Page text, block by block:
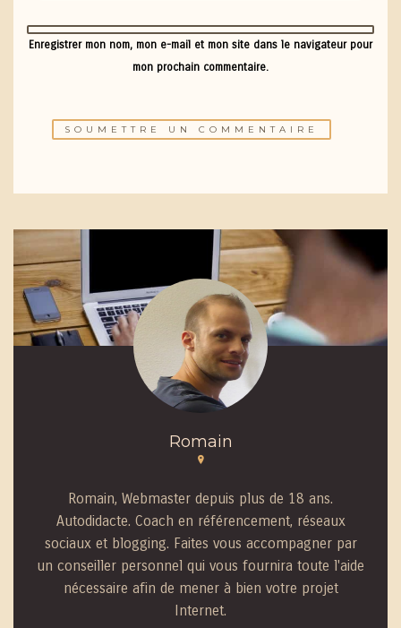
Enregistrer mon nom, mon e-mail et mon site dans le navigateur pour
mon prochain commentaire.
Romain
Romain, Webmaster depuis plus de 18 ans.
Autodidacte. Coach en référencement, réseaux
sociaux et blogging. Faites vous accompagner par
un conseiller personnel qui vous fournira toute l'aide
nécessaire afin de mener à bien votre projet
Internet.